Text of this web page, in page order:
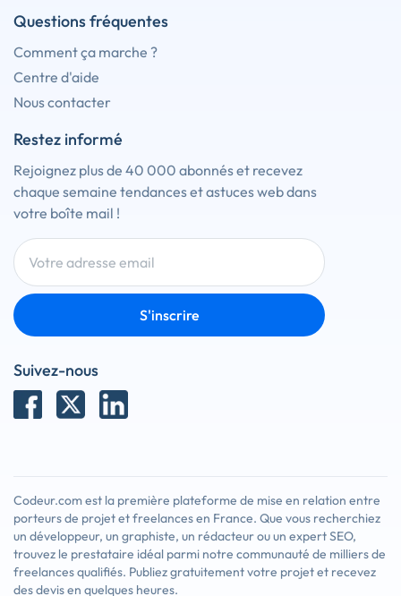
Questions fréquentes
Comment ça marche ?
Centre d'aide
Nous contacter
Restez informé
Rejoignez plus de 40 000 abonnés et recevez
chaque semaine tendances et astuces web dans
votre boîte mail !
S'inscrire
Suivez-nous
Codeur.com est la première plateforme de mise en relation entre
porteurs de projet et freelances en France. Que vous recherchiez
un développeur, un graphiste, un rédacteur ou un expert SEO,
trouvez le prestataire idéal parmi notre communauté de milliers de
freelances qualifiés. Publiez gratuitement votre projet et recevez
des devis en quelques heures.